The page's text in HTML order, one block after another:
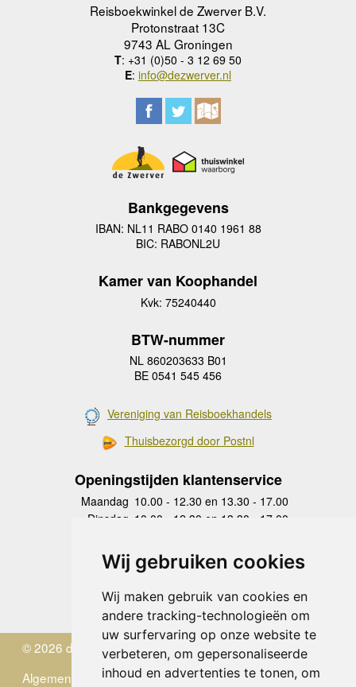
Wij gebruiken cookies
Wij maken gebruik van cookies en
andere tracking-technologieën om
uw surfervaring op onze website te
verbeteren, om gepersonaliseerde
inhoud en advertenties te tonen, om
Reisboekwinkel de Zwerver B.V.
Protonstraat 13C
9743 AL Groningen
T: +31 (0)50 - 3 12 69 50
E: info@dezwerver.nl
Bankgegevens
IBAN: NL11 RABO 0140 1961 88
BIC: RABONL2U
Kamer van Koophandel
Kvk: 75240440
BTW-nummer
NL 860203633 B01
BE 0541 545 456
Vereniging van Reisboekhandels
Thuisbezorgd door Postnl
Openingstijden klantenservice
Maandag 10.00 - 12.30 en 13.30 - 17.00
Dinsdag 10.00 - 12.30 en 13.30 - 17.00
Donderdag
10.00 - 12.30 en 13.30 - 17.00
Vrijdag 10.00 - 12.30 en 13.30 - 17.00
Zaterdag
gesloten
Zondag gesloten
© 2026 de Zwerver
Algemene Voorwaarden